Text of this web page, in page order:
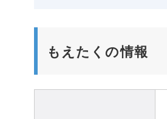
もえたくの情報